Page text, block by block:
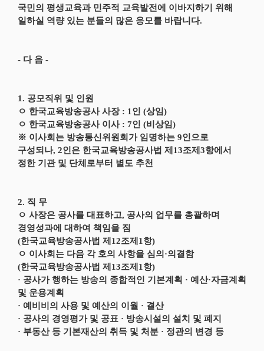
국민의 평생교육과 민주적 교육발전에 이바지하기 위해
일하실 역량 있는 분들의 많은 응모를 바랍니다.
- 다 음 -
1. 공모직위 및 인원
ㅇ 한국교육방송공사 사장 : 1인 (상임)
ㅇ 한국교육방송공사 이사 : 7인 (비상임)
※ 이사회는 방송통신위원회가 임명하는 9인으로
구성되나, 2인은 한국교육방송공사법 제13조제3항에서
정한 기관 및 단체로부터 별도 추천
2. 직 무
ㅇ 사장은 공사를 대표하고, 공사의 업무를 총괄하며
경영성과에 대하여 책임을 짐
(한국교육방송공사법 제12조제1항)
ㅇ 이사회는 다음 각 호의 사항을 심의·의결함
(한국교육방송공사법 제13조제1항)
· 공사가 행하는 방송의 종합적인 기본계획 · 예산·자금계획
및 운용계획
· 예비비의 사용 및 예산의 이월 · 결산
· 공사의 경영평가 및 공표 · 방송시설의 설치 및 폐지
· 부동산 등 기본재산의 취득 및 처분 · 정관의 변경 등